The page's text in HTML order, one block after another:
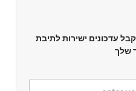
עדכונים ישירות לתיבת
שלך